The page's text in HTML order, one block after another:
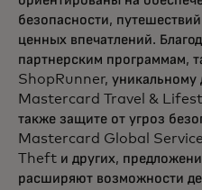
безопасности,
ценных впечатлений.
партнерским программам,
ShopRunner, уникальному
Mastercard Travel &
также защите от угроз
Mastercard Global
Theft и других,
расширяют возможности